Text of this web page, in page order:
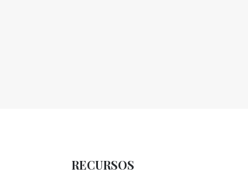
RECURSOS